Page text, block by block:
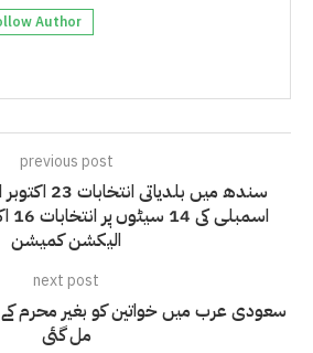
Author
previous post
سندھ میں
الیکشن کمیشن
next post
سعودی عرب میں خواتین کو بغیر محرم
مل گئی